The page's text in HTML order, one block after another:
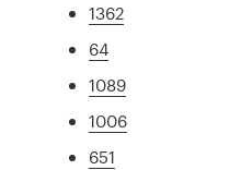
1362
64
1089
1006
651